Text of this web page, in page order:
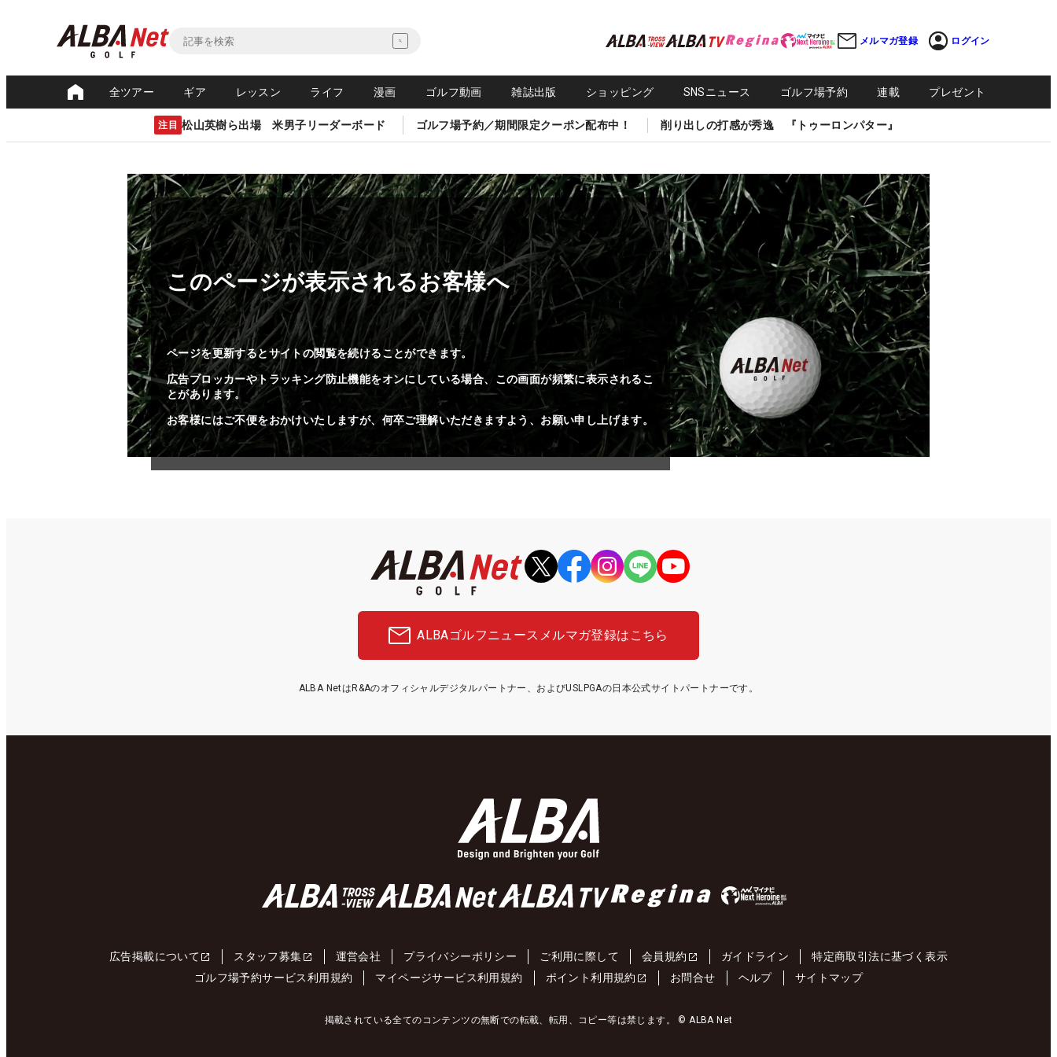
メルマガ登録 ログイン
全ツアー ギア レッスン ライフ 漫画 ゴルフ動画 雑誌出版 ショッピング SNSニュース ゴルフ場予約 連載 プレゼント
注目 松山英樹ら出場 米男子リーダーボード ゴルフ場予約／期間限定クーポン配布中！ 削り出しの打感が秀逸 『トゥーロンパター』
このページが表示されるお客様へ
ページを更新するとサイトの閲覧を続けることができます。
広告ブロッカーやトラッキング防止機能をオンにしている場合、この画面が頻繁に表示されるこ
とがあります。
お客様にはご不便をおかけいたしますが、何卒ご理解いただきますよう、お願い申し上げます。
ALBAゴルフニュース メルマガ登録はこちら
ALBA NetはR&Aのオフィシャルデジタルパートナー、およびUSLPGAの日本公式サイトパートナーです。
広告掲載について スタッフ募集 運営会社 プライバシーポリシー ご利用に際して 会員規約 ガイドライン
特定商取引法に基づく表示
ゴルフ場予約サービス利用規約
マイページサービス利用規約 ポイント利用規約 お問合せ ヘルプ サイトマップ
掲載されている全てのコンテンツの無断での転載、転用、コピー等は禁じます。 © ALBA Net